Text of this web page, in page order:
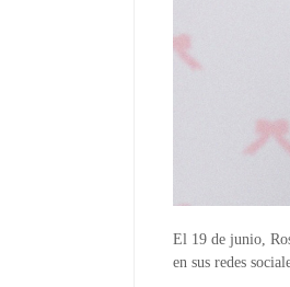
El 19 de junio,
en sus redes